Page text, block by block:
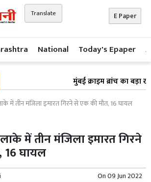
Translate E Paper
National Today's Epaper
मुंबई क्राइम ब्रांच का बड़ा
में तीन मंजिला इमारत गिरने से एक की मौत, 16 घायल
में तीन मंजिला इमारत गिरने
घायल
On09 Jun 2022